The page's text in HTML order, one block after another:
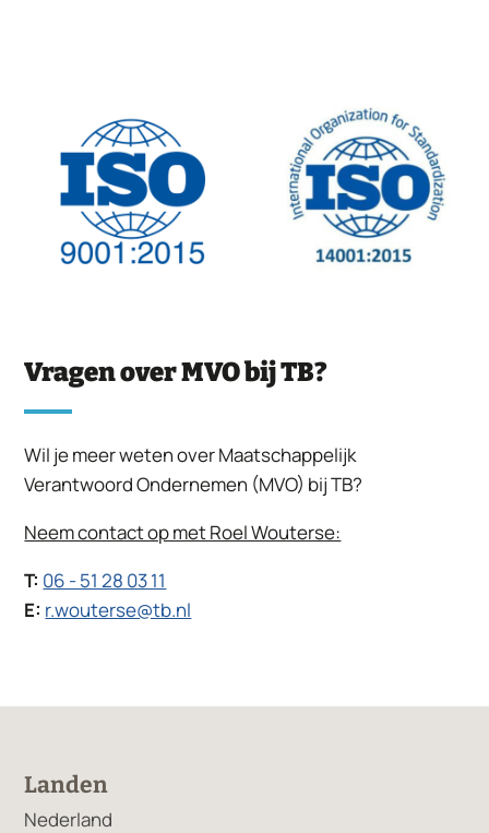
Vragen over MVO bij TB?
Wil je meer weten over Maatschappelijk
Verantwoord Ondernemen (MVO) bij TB?
Neem contact op met Roel Wouterse:
T: 06 - 51 28 03 11
E: r.wouterse@tb.nl
Landen
Nederland